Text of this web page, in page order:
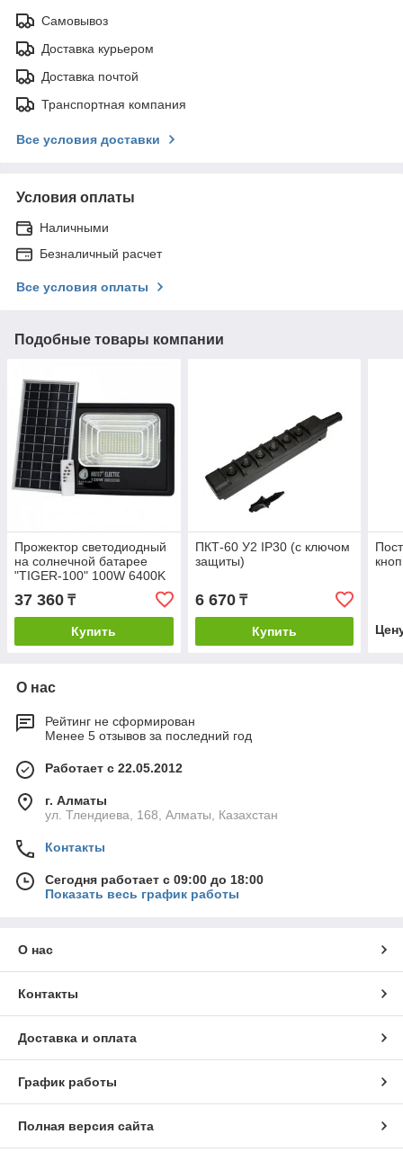
Самовывоз
Доставка курьером
Доставка почтой
Транспортная компания
Все условия доставки
Условия оплаты
Наличными
Безналичный расчет
Все условия оплаты
Подобные товары компании
Прожектор светодиодный
на солнечной батарее
"TIGER-100" 100W 6400K
37 360 ₸
Купить
ПКТ-60 У2 IP30 (с ключом
защиты)
6 670₸
Купить
О нас
Рейтинг не сформирован
Менее 5 отзывов за последний год
Работает с 22.05.2012
г. Алматы
ул. Тлендиева, 168, Алматы, Казахстан
Контакты
Сегодня работает с 09:00 до 18:00
Показать весь график работы
О нас
Контакты
Доставка и оплата
График работы
Полная версия сайта